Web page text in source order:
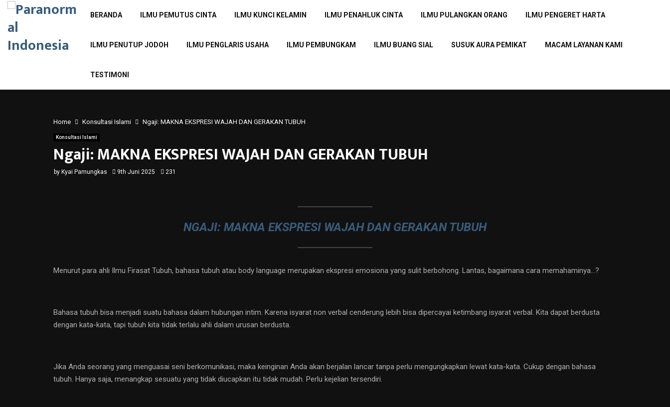
BERANDA ILMU PEMUTUS CINTA ILMU KUNCI KELAMIN ILMU PENAHLUK CINTA ILMU PULANGKAN ORANG ILMU PENGERET HARTA
ILMU PENUTUP JODOH ILMU PENGLARIS USAHA ILMU PEMBUNGKAM ILMU BUANG SIAL SUSUK AURA PEMIKAT MACAM LAYANAN KAMI
TESTIMONI
Home Konsultasi Islami Ngaji: MAKNA EKSPRESI WAJAH DAN GERAKAN TUBUH
Konsultasi Islami
Ngaji: MAKNA EKSPRESI WAJAH DAN GERAKAN TUBUH
by Kyai Pamungkas 9th Juni 2025 231
NGAJI: MAKNA EKSPRESI WAJAH DAN GERAKAN TUBUH
Menurut para ahli Ilmu Firasat Tubuh, bahasa tubuh atau body language merupakan ekspresi emosiona yang sulit berbohong. Lantas, bagaimana cara memahaminya…?
Bahasa tubuh bisa menjadi suatu bahasa dalam hubungan intim. Karena isyarat non verbal cenderung lebih bisa dipercayai ketimbang isyarat verbal. Kita dapat berdusta
dengan kata-kata, tapi tubuh kita tidak terlalu ahli dalam urusan berdusta.
Jika Anda seorang yang menguasai seni berkomunikasi, maka keinginan Anda akan berjalan lancar tanpa perlu mengungkapkan lewat kata-kata. Cukup dengan bahasa
tubuh. Hanya saja, menangkap sesuatu yang tidak diucapkan itu tidak mudah. Perlu kejelian tersendiri.